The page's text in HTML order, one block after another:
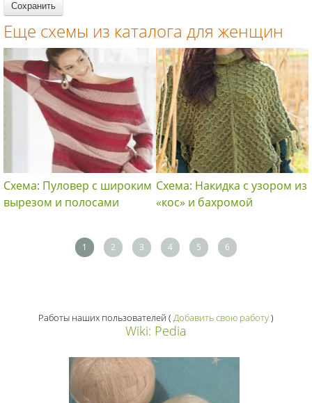
Еще схемы из каталога для женщин
Схема: Пуловер с широким
вырезом и полосами
Схема: Накидка с узором из
«кос» и бахромой
1 2 3 4 5 6
Работы наших пользователей ( Добавить свою работу)
Wiki: Pedia